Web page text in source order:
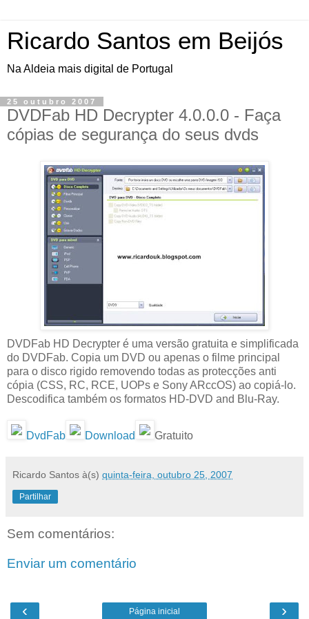
Ricardo Santos em Beijós
Na Aldeia mais digital de Portugal
25 outubro 2007
DVDFab HD Decrypter 4.0.0.0 - Faça
cópias de segurança do seus dvds
DVDFab HD Decrypter é uma versão gratuita e simplificada
do DVDFab. Copia um DVD ou apenas o filme principal
para o disco rigido removendo todas as protecções anti
cópia (CSS, RC, RCE, UOPs e Sony ARccOS) ao copiá-lo.
Descodifica também os formatos HD-DVD and Blu-Ray.
DvdFab Download Gratuito
Ricardo Santos à(s) quinta-feira, outubro 25, 2007
Partilhar
Sem comentários:
Enviar um comentário
‹ ›
Página inicial